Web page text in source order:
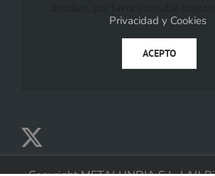
Privacidad y Cookies
ACEPTO